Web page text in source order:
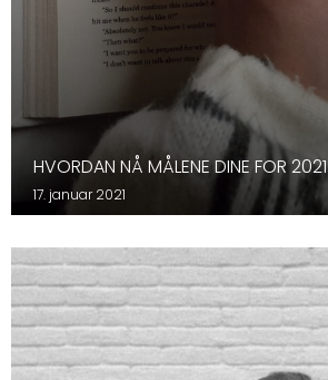
HVORDAN NÅ MÅLENE DINE FOR 2021
17. januar 2021